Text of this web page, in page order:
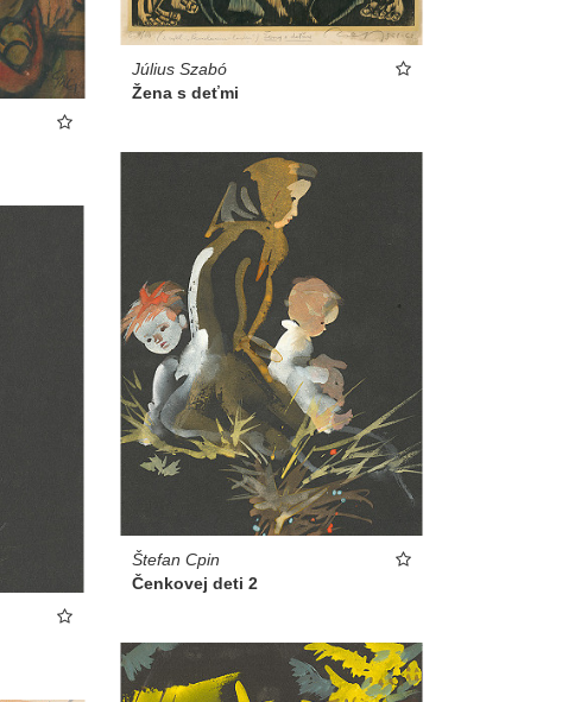
Július Szabó
Žena s deťmi
Štefan Cpin
Čenkovej deti 2